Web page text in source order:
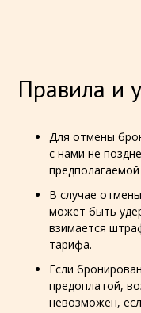
Правила и
Для отмены
с нами не
В случае
может быть
взимается
тарифа.
Если
предоплатой,
невозможен,